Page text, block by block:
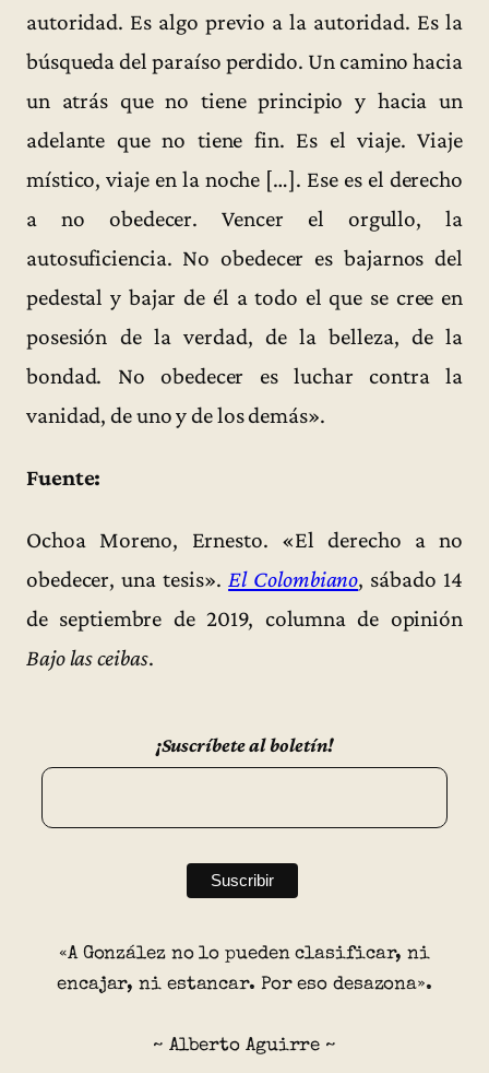
autoridad. Es algo previo a la autoridad. Es la
búsqueda del paraíso perdido. Un camino hacia
un atrás que no tiene principio y hacia un
adelante que no tiene fin. Es el viaje. Viaje
místico, viaje en la noche […]. Ese es el derecho
a no obedecer. Vencer el orgullo, la
autosuficiencia. No obedecer es bajarnos del
pedestal y bajar de él a todo el que se cree en
posesión de la verdad, de la belleza, de la
bondad. No obedecer es luchar contra la
vanidad, de uno y de los demás».
Fuente:
Ochoa Moreno, Ernesto. «El derecho a no
obedecer, una tesis».El Colombiano, sábado 14
de septiembre de 2019, columna de opinión
Bajo las ceibas.
¡Suscríbete al boletín!
«A González no lo pueden clasificar, ni
encajar, ni estancar. Por eso desazona».
~ Alberto Aguirre ~